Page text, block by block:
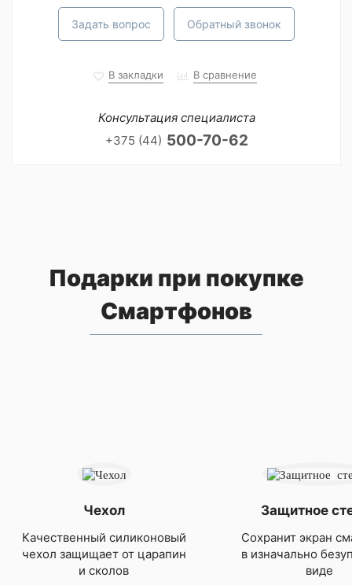
Задать вопрос Обратный звонок
В закладки В сравнение
Консультация специалиста
+375 (44) 500-70-62
Подарки при покупке
Смартфонов
Чехол
Качественный силиконовый
чехол защищает от царапин
и сколов
Защитное
Сохранит экран
в изначально
виде